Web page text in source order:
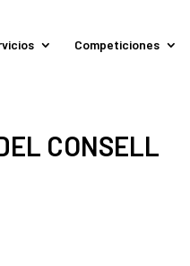
Competiciones
CONSELL